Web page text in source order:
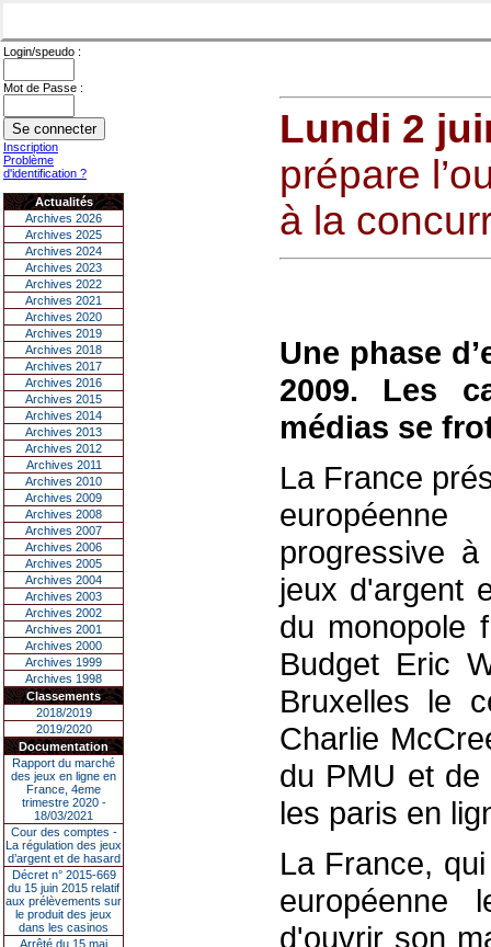
Login/speudo :
Mot de Passe :
Inscription
Problème
d'identification ?
Actualités
Archives 2026
Archives 2025
Archives 2024
Archives 2023
Archives 2022
Archives 2021
Archives 2020
Archives 2019
Archives 2018
Archives 2017
Archives 2016
Archives 2015
Archives 2014
Archives 2013
Archives 2012
Archives 2011
Archives 2010
Archives 2009
Archives 2008
Archives 2007
Archives 2006
Archives 2005
Archives 2004
Archives 2003
Archives 2002
Archives 2001
Archives 2000
Archives 1999
Archives 1998
Classements
2018/2019
2019/2020
Documentation
Rapport du marché
des jeux en ligne en
France, 4eme
trimestre 2020 -
18/03/2021
Cour des comptes -
La régulation des jeux
d’argent et de hasard
Décret n° 2015-669
du 15 juin 2015 relatif
aux prélèvements sur
le produit des jeux
dans les casinos
Arrêté du 15 mai
Lundi 2
prépare
à la
Une phase
2009. Les
médias se
La France
progressive
jeux d'argent
du monopole
Budget Eric
Bruxelles le
Charlie
du PMU et
les paris en
La France,
européenne
d'ouvrir son